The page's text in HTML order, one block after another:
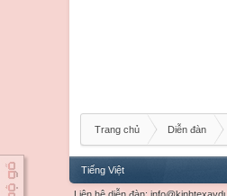
Trang chủ Diễn đàn
Tiếng Việt